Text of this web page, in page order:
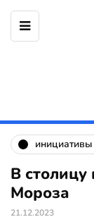
инициативы
В
Мороза
21.12.2023